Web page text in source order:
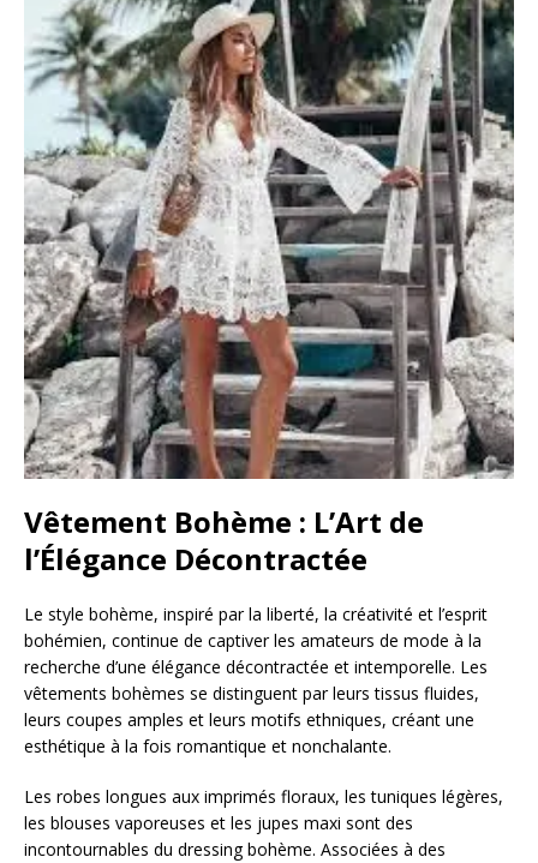
Vêtement Bohème : L’Art de
l’Élégance Décontractée
Le style bohème, inspiré par la liberté, la créativité et l’esprit
bohémien, continue de captiver les amateurs de mode à la
recherche d’une élégance décontractée et intemporelle. Les
vêtements bohèmes se distinguent par leurs tissus fluides,
leurs coupes amples et leurs motifs ethniques, créant une
esthétique à la fois romantique et nonchalante.
Les robes longues aux imprimés floraux, les tuniques légères,
les blouses vaporeuses et les jupes maxi sont des
incontournables du dressing bohème. Associées à des